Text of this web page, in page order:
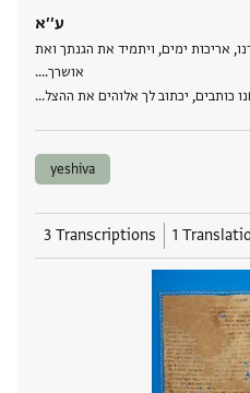
ע׳׳א
אריכות ימים, ויתמיד את הגנתך ואת
אושרך….
כותבים, יכתוב לך אלוהים את ההצל…
yeshiva
3 Transcriptions 1